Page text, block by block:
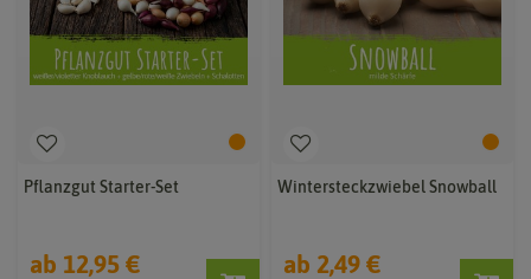
Pflanzgut Starter-Set
ab 12,95 €
Wintersteckzwiebel Snowball
ab 2,49 €